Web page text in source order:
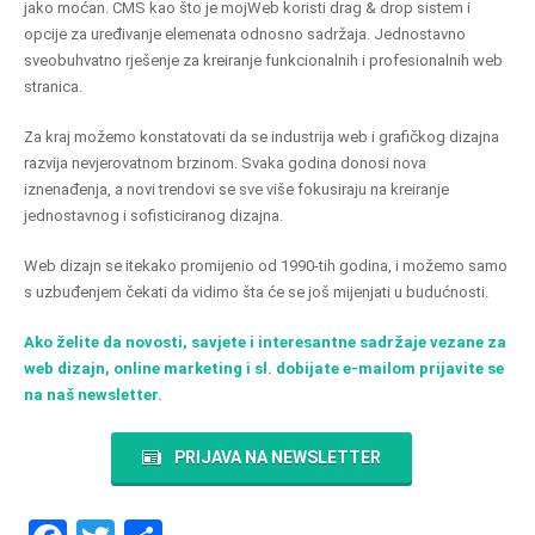
jako moćan. CMS kao što je mojWeb koristi drag & drop sistem i
opcije za uređivanje elemenata odnosno sadržaja. Jednostavno
sveobuhvatno rješenje za kreiranje funkcionalnih i profesionalnih web
stranica.
Za kraj možemo konstatovati da se industrija web i grafičkog dizajna
razvija nevjerovatnom brzinom. Svaka godina donosi nova
iznenađenja, a novi trendovi se sve više fokusiraju na kreiranje
jednostavnog i sofisticiranog dizajna.
Web dizajn se itekako promijenio od 1990-tih godina, i možemo samo
s uzbuđenjem čekati da vidimo šta će se još mijenjati u budućnosti.
Ako želite da novosti, savjete i interesantne sadržaje vezane za
web dizajn, online marketing i sl. dobijate e-mailom prijavite se
na naš newsletter.
PRIJAVA NA NEWSLETTER